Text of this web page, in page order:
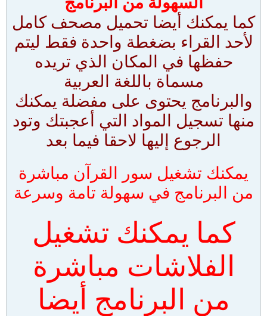
كما يمكنك أيضا تحميل مصحف كامل
لأحد القراء بضغطة واحدة فقط ليتم
حفظها في المكان الذي تريده
مسماة باللغة العربية
والبرنامج يحتوى على مفضلة يمكنك
منها تسجيل المواد التي أعجبتك وتود
الرجوع إليها لاحقا فيما بعد
يمكنك تشغيل سور القرآن مباشرة
من البرنامج في سهولة تامة وسرعة
كما يمكنك تشغيل
الفلاشات مباشرة
من البرنامج أيضا